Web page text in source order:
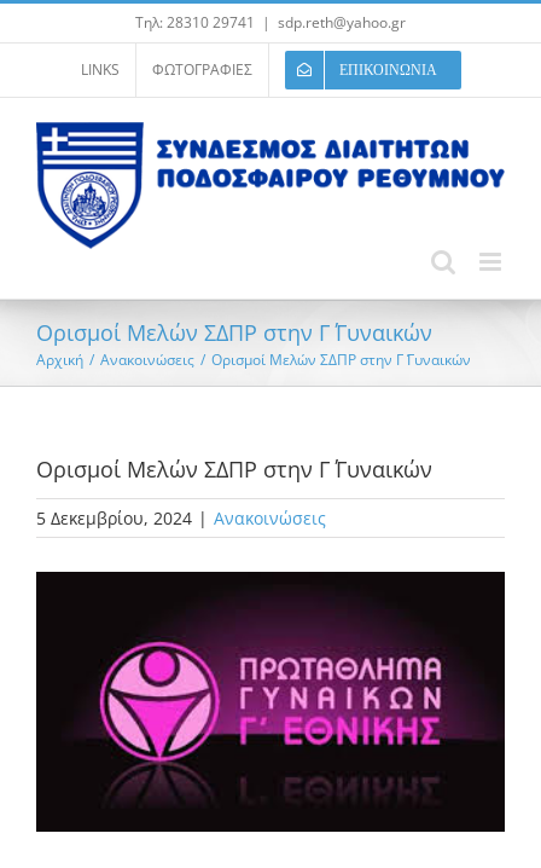
στο
περιεχόμενο
Τηλ: 28310 29741 | sdp.reth@yahoo.gr
LINKS ΦΩΤΟΓΡΑΦΙΕΣ ΕΠΙΚΟΙΝΩΝΙΑ
Ορισμοί Μελών ΣΔΠΡ στην Γ΄ Γυναικών
Αρχική / Ανακοινώσεις / Ορισμοί Μελών ΣΔΠΡ στην Γ΄ Γυναικών
Ορισμοί Μελών ΣΔΠΡ στην Γ΄ Γυναικών
5 Δεκεμβρίου, 2024 | Ανακοινώσεις